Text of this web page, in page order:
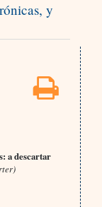
y
a descartar